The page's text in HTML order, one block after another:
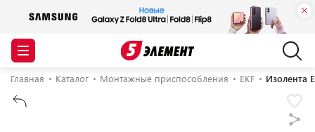
Главная Каталог Монтажные приспособления EKF Изолента